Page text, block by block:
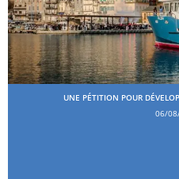
UNE PÉTITION POUR
06/